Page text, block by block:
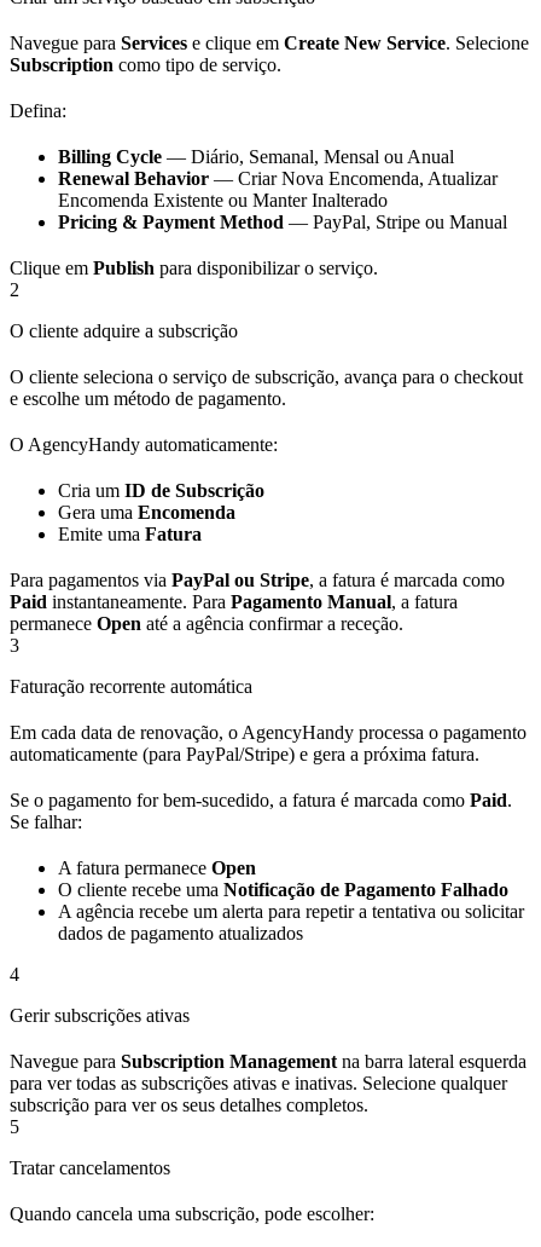
Navegue para Services e clique em Create New Service. Selecione
Subscription como tipo de serviço.
Defina:
Billing Cycle — Diário, Semanal, Mensal ou Anual
Renewal Behavior — Criar Nova Encomenda, Atualizar
Encomenda Existente ou Manter Inalterado
Pricing & Payment Method — PayPal, Stripe ou Manual
Clique em Publish para disponibilizar o serviço.
2
O cliente adquire a subscrição
O cliente seleciona o serviço de subscrição, avança para o checkout
e escolhe um método de pagamento.
O AgencyHandy automaticamente:
Cria um ID de Subscrição
Gera uma Encomenda
Emite uma Fatura
Para pagamentos via PayPal ou Stripe, a fatura é marcada como
Paid instantaneamente. Para Pagamento Manual, a fatura
permanece Open até a agência confirmar a receção.
3
Faturação recorrente automática
Em cada data de renovação, o AgencyHandy processa o pagamento
automaticamente (para PayPal/Stripe) e gera a próxima fatura.
Se o pagamento for bem-sucedido, a fatura é marcada como Paid.
Se falhar:
A fatura permanece Open
O cliente recebe uma Notificação de Pagamento Falhado
A agência recebe um alerta para repetir a tentativa ou solicitar
dados de pagamento atualizados
4
Gerir subscrições ativas
Navegue para Subscription Management na barra lateral esquerda
para ver todas as subscrições ativas e inativas. Selecione qualquer
subscrição para ver os seus detalhes completos.
5
Tratar cancelamentos
Quando cancela uma subscrição, pode escolher: